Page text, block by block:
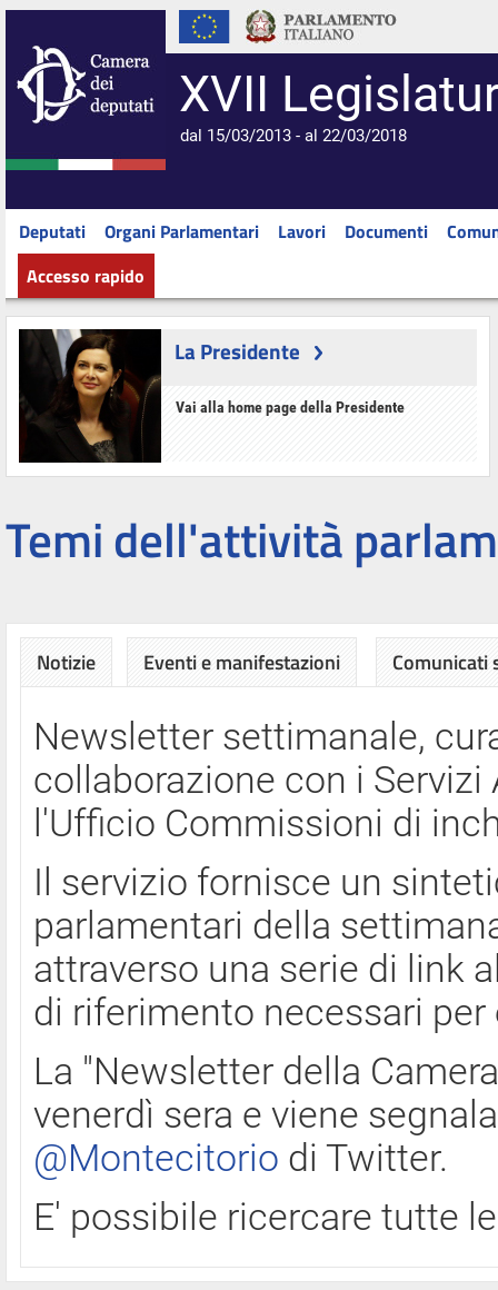
XVII
dal 15/03/2013 - al 22/03/2018
Deputati Organi Parlamentari Lavori Documenti
Accesso rapido
La Presidente
Vai alla home page della Presidente
Temi dell'attività
Notizie Eventi e manifestazioni Comunicati
Newsletter settimanale,
collaborazione con i
l'Ufficio Commissioni di
Il servizio fornisce un
parlamentari della
attraverso una serie di link
di riferimento necessari
La "Newsletter della
venerdì sera e viene
@Montecitorio di Twitter.
E' possibile ricercare tutte